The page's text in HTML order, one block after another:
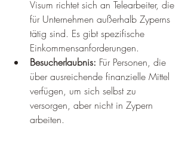
Visum richtet sich an Telearbeiter, die
für Unternehmen außerhalb Zyperns
tätig sind. Es gibt spezifische
Einkommensanforderungen.
Besucherlaubnis: Für Personen, die
über ausreichende finanzielle Mittel
verfügen, um sich selbst zu
versorgen, aber nicht in Zypern
arbeiten.